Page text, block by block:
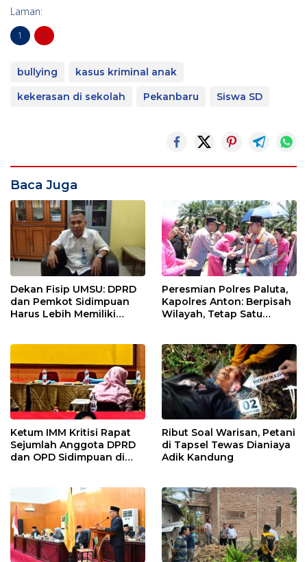
Laman:
1 2
bullying
kasus kriminal anak
kekerasan di sekolah
Pekanbaru Siswa SD
Baca Juga
Dekan Fisip UMSU: DPRD
dan Pemkot Sidimpuan
Harus Lebih Memiliki
Peresmian Polres Paluta,
Kapolres Anton: Berpisah
Wilayah, Tetap Satu
Ketum IMM Kritisi Rapat
Sejumlah Anggota DPRD
dan OPD Sidimpuan di
Ribut Soal Warisan, Petani
di Tapsel Tewas Dianiaya
Adik Kandung